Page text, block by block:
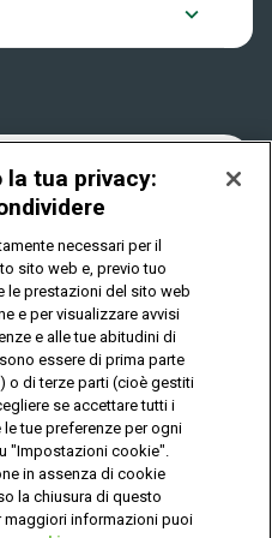
E PUÒ CAUSARE
PATOLOGICA
- P.I. 02433760135
Cookies
Mappa
del
sito
tua privacy:
necessari per il
sito web e, previo tuo
le prestazioni del sito web
e per visualizzare avvisi
e alle tue abitudini di
essere di prima parte
o di terze parti (cioè gestiti
se accettare tutti i
tue preferenze per ogni
"Impostazioni cookie".
in assenza di cookie
la chiusura di questo
maggiori informazioni puoi